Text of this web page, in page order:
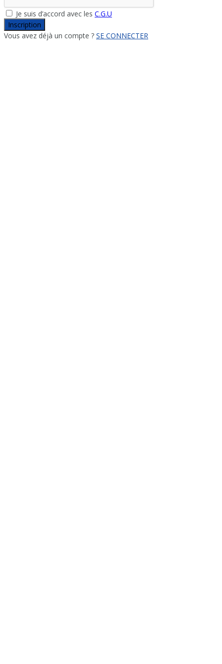
Je suis d’accord avec les C.G.U
Inscription
Vous avez déjà un compte ? SE CONNECTER